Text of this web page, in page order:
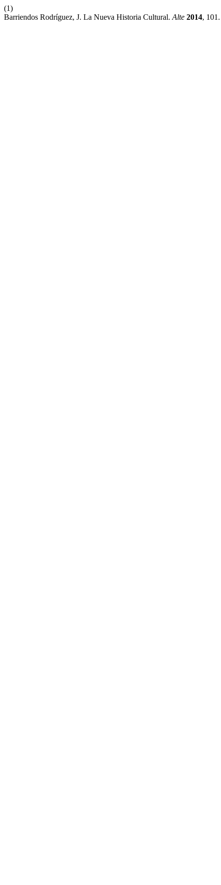
(1)
Barriendos Rodríguez, J. La Nueva Historia Cultural. Alte 2014, 101.